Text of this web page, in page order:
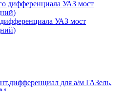
УАЗ мост